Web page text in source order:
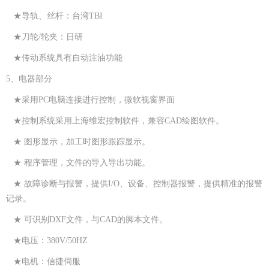
★导轨、丝杆：台湾TBI
★刀轮/轮夹：日研
★传动系统具有自动注油功能
5、电器部分
★采用PC电脑连接进行控制，微软视窗界面
★控制系统采用上海维宏控制软件，兼容CAD绘图软件。
★ 图形显示，加工时图形跟踪显示。
★ 程序管理，文件的导入导出功能。
★ 故障诊断与报警，提供I/O、设备、控制器报警，提供精准的报警
记录。
★ 可识别DXF文件，与CAD的脚本文件。
★电压：380V/50HZ
★电机：信捷伺服